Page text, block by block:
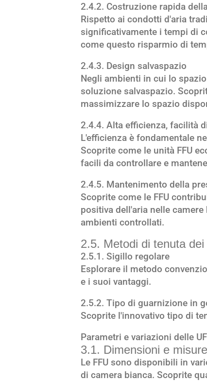
2.4.2. Costruzione rapida
Rispetto ai condotti d'aria
significativamente i tempi di
come questo risparmio di
2.4.3. Design salvaspazio
Negli ambienti in cui lo
soluzione salvaspazio.
massimizzare lo spazio
2.4.4. Alta efficienza, facilità
L'efficienza è fondamentale
Scoprite come le unità FFU
facili da controllare e
2.4.5. Mantenimento della
Scoprite come le FFU
positiva dell'aria nelle
ambienti controllati.
2.5. Metodi di tenuta
2.5.1. Sigillo regolare
Esplorare il metodo
e i suoi vantaggi.
2.5.2. Tipo di guarnizione in
Scoprite l'innovativo tipo di
Parametri e variazioni delle
3.1. Dimensioni e
Le FFU sono disponibili in
di camera bianca. Scoprite